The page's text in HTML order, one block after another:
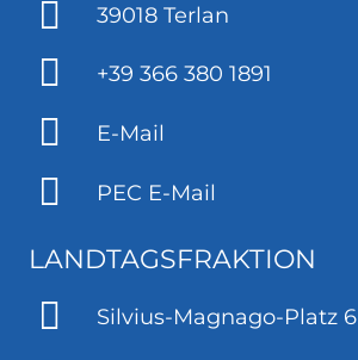
39018 Terlan
+39 366 380 1891
E-Mail
PEC E-Mail
LANDTAGSFRAKTION
Silvius-Magnago-Platz 6